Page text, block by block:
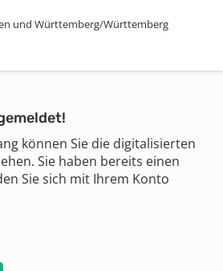
und Württemberg/Württemberg
können Sie die digitalisierten
Sie haben bereits einen
Sie sich mit Ihrem Konto